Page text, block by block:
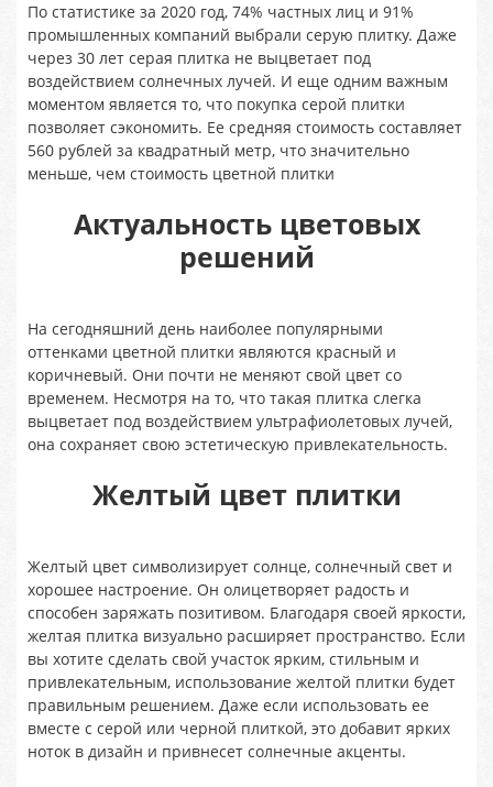
По статистике за 2020 год, 74% частных лиц и 91%
промышленных компаний выбрали серую плитку. Даже
через 30 лет серая плитка не выцветает под
воздействием солнечных лучей. И еще одним важным
моментом является то, что покупка серой плитки
позволяет сэкономить. Ее средняя стоимость составляет
560 рублей за квадратный метр, что значительно
меньше, чем стоимость цветной плитки
Актуальность цветовых
решений
На сегодняшний день наиболее популярными
оттенками цветной плитки являются красный и
коричневый. Они почти не меняют свой цвет со
временем. Несмотря на то, что такая плитка слегка
выцветает под воздействием ультрафиолетовых лучей,
она сохраняет свою эстетическую привлекательность.
Желтый цвет плитки
Желтый цвет символизирует солнце, солнечный свет и
хорошее настроение. Он олицетворяет радость и
способен заряжать позитивом. Благодаря своей яркости,
желтая плитка визуально расширяет пространство. Если
вы хотите сделать свой участок ярким, стильным и
привлекательным, использование желтой плитки будет
правильным решением. Даже если использовать ее
вместе с серой или черной плиткой, это добавит ярких
ноток в дизайн и привнесет солнечные акценты.